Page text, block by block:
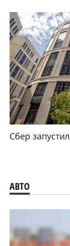
Сбер
АВТО